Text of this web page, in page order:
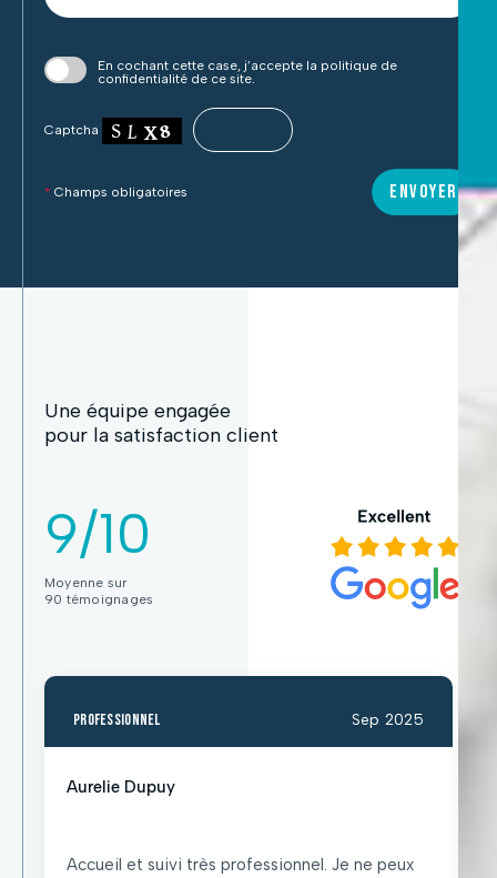
En cochant cette case, j’accepte la politique de
confidentialité de ce site.
Captcha
* Champs obligatoires ENVOYER
Une équipe engagée
pour la satisfaction client
9/10
Moyenne sur
90 témoignages
professionnel Sep 2025
Aurelie Dupuy
Accueil et suivi très professionnel. Je ne peux